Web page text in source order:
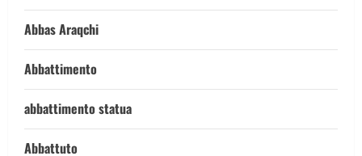
Abbas Araqchi
Abbattimento
abbattimento statua
Abbattuto